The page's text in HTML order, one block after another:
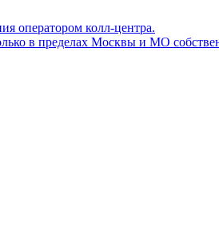
оператором колл-центра.
в пределах Москвы и МО